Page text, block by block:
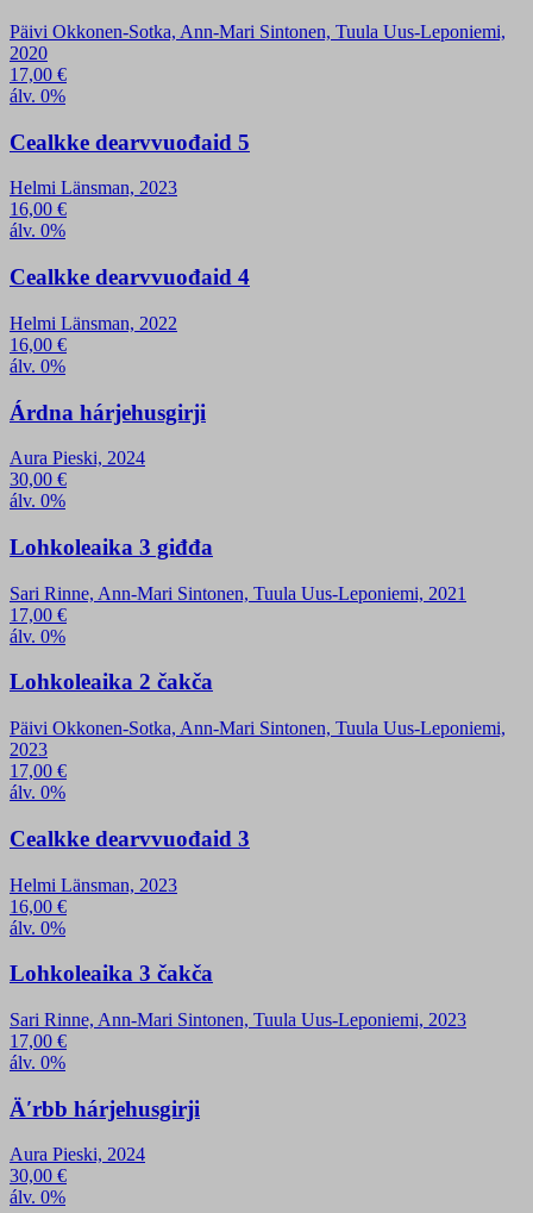
Päivi Okkonen-Sotka, Ann-Mari Sintonen, Tuula Uus-Leponiemi,
2020
17,00 €
álv. 0%
Cealkke dearvvuođaid 5
Helmi Länsman, 2023
16,00 €
álv. 0%
Cealkke dearvvuođaid 4
Helmi Länsman, 2022
16,00 €
álv. 0%
Árdna hárjehusgirji
Aura Pieski, 2024
30,00 €
álv. 0%
Lohkoleaika 3 giđđa
Sari Rinne, Ann-Mari Sintonen, Tuula Uus-Leponiemi, 2021
17,00 €
álv. 0%
Lohkoleaika 2 čakča
Päivi Okkonen-Sotka, Ann-Mari Sintonen, Tuula Uus-Leponiemi,
2023
17,00 €
álv. 0%
Cealkke dearvvuođaid 3
Helmi Länsman, 2023
16,00 €
álv. 0%
Lohkoleaika 3 čakča
Sari Rinne, Ann-Mari Sintonen, Tuula Uus-Leponiemi, 2023
17,00 €
álv. 0%
Äʹrbb hárjehusgirji
Aura Pieski, 2024
30,00 €
álv. 0%